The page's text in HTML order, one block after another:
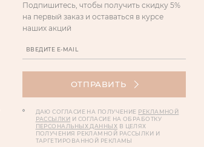
Подпишитесь, чтобы получить скидку 5%
на первый заказ и оставаться в курсе
наших акций
ОТПРАВИТЬ
ДАЮ СОГЛАСИЕ НА ПОЛУЧЕНИЕ РЕКЛАМНОЙ
РАССЫЛКИ И СОГЛАСИЕ НА ОБРАБОТКУ
ПЕРСОНАЛЬНЫХ ДАННЫХ В ЦЕЛЯХ
ПОЛУЧЕНИЯ РЕКЛАМНОЙ РАССЫЛКИ И
ТАРГЕТИРОВАННОЙ РЕКЛАМЫ